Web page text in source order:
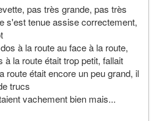
pas très grande, pas très
s'est tenue assise correctement,
à la route au face à la route,
la route était trop petit, fallait
route était encore un peu grand, il
trucs
vachement bien mais...